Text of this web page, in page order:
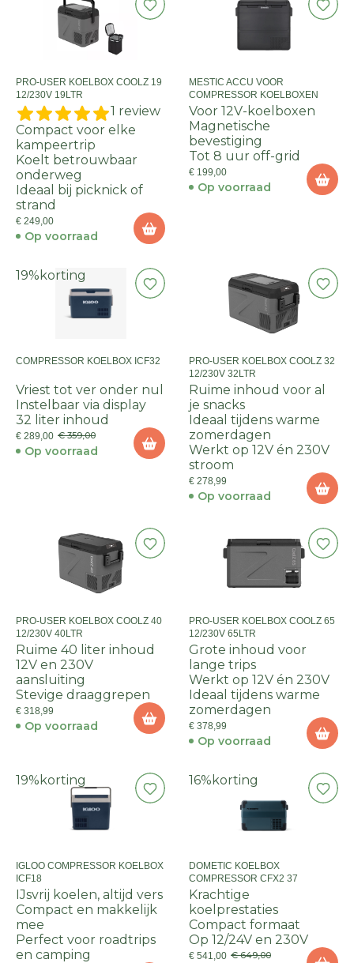
PRO-USER KOELBOX COOLZ 19
12/230V 19LTR
1 review
Compact voor elke
kampeertrip
Koelt betrouwbaar
onderweg
Ideaal bij picknick of
strand
€ 249,00
Op voorraad
MESTIC ACCU VOOR
COMPRESSOR KOELBOXEN
Voor 12V-koelboxen
Magnetische
bevestiging
Tot 8 uur off-grid
€ 199,00
Op voorraad
19% korting
COMPRESSOR KOELBOX ICF32
Vriest tot ver onder nul
Instelbaar via display
32 liter inhoud
€ 289,00 € 359,00
Op voorraad
PRO-USER KOELBOX COOLZ 32
12/230V 32LTR
Ruime inhoud voor al
je snacks
Ideaal tijdens warme
zomerdagen
Werkt op 12V én 230V
stroom
€ 278,99
Op voorraad
PRO-USER KOELBOX COOLZ 40
12/230V 40LTR
Ruime 40 liter inhoud
12V en 230V
aansluiting
Stevige draaggrepen
€ 318,99
Op voorraad
PRO-USER KOELBOX COOLZ 65
12/230V 65LTR
Grote inhoud voor
lange trips
Werkt op 12V én 230V
Ideaal tijdens warme
zomerdagen
€ 378,99
Op voorraad
19% korting
IGLOO COMPRESSOR KOELBOX
ICF18
IJsvrij koelen, altijd vers
Compact en makkelijk
mee
Perfect voor roadtrips
en camping
16% korting
DOMETIC KOELBOX
COMPRESSOR CFX2 37
Krachtige
koelprestaties
Compact formaat
Op 12/24V en 230V
€ 541,00 € 649,00